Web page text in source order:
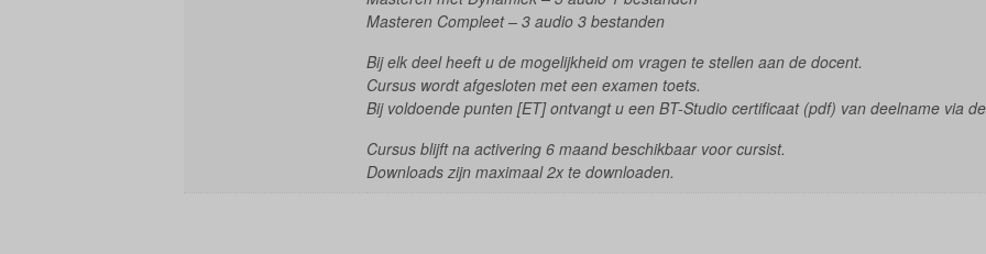
Masteren Compleet – 3 audio 3 bestanden
Bij elk deel heeft u de mogelijkheid om vragen te stellen aan de docent.
Cursus wordt afgesloten met een examen toets.
Bij voldoende punten [ET] ontvangt u een BT-Studio certificaat (pdf) van deelname via
Cursus blijft na activering 6 maand beschikbaar voor cursist.
Downloads zijn maximaal 2x te downloaden.